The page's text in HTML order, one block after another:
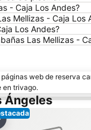
- Caja Los Andes?
Mellizas - Caja Los
Los Andes?
Las Mellizas -
web de reserva
en trivago.
Ángeles
a favoritos